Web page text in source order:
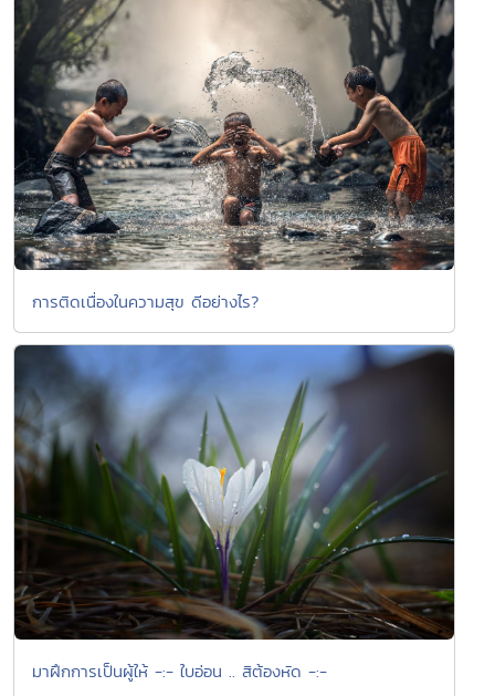
การติดเนื่องในความสุข ดีอย่างไร?
มาฝึกการเป็นผู้ให้ -:- ใบอ่อน .. สิต้องหัด -:-